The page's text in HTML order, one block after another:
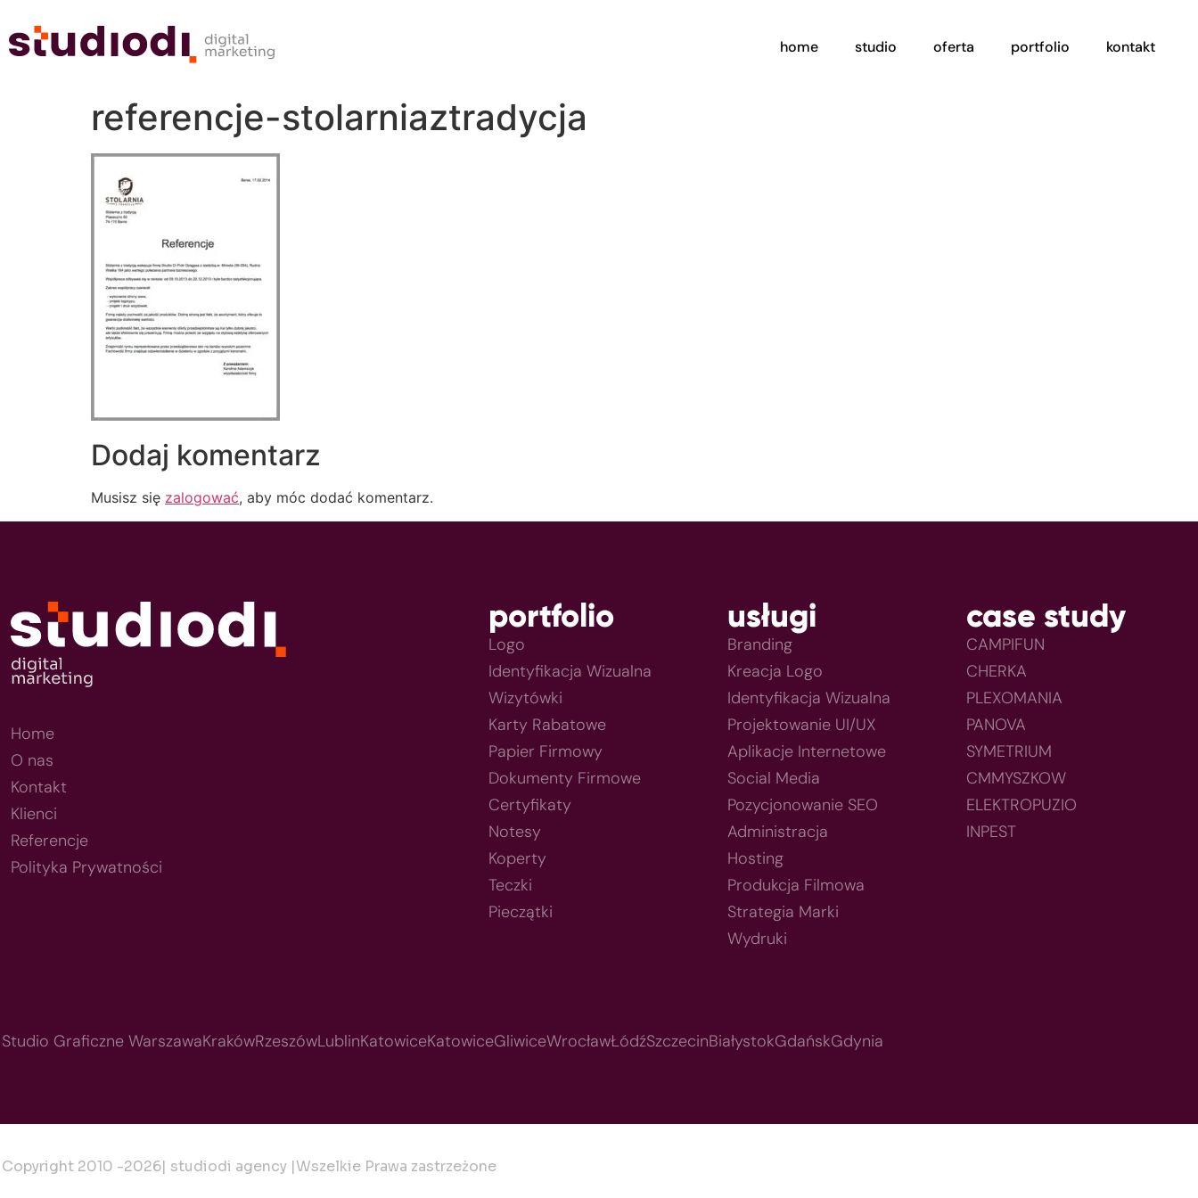
home studio oferta portfolio kontakt
referencje-stolarniaztradycja
Dodaj komentarz
Musisz się zalogować, aby móc dodać komentarz.
Home
O nas
Kontakt
Klienci
Referencje
Polityka Prywatności
portfolio
Logo
Identyfikacja Wizualna
Wizytówki
Karty Rabatowe
Papier Firmowy
Dokumenty Firmowe
Certyfikaty
Notesy
Koperty
Teczki
Pieczątki
usługi
Branding
Kreacja Logo
Identyfikacja Wizualna
Projektowanie UI/UX
Aplikacje Internetowe
Social Media
Pozycjonowanie SEO
Administracja
Hosting
Produkcja Filmowa
Strategia Marki
Wydruki
case study
CAMPIFUN
CHERKA
PLEXOMANIA
PANOVA
SYMETRIUM
CMMYSZKOW
ELEKTROPUZIO
INPEST
Studio Graficzne WarszawaKrakówRzeszówLublinKatowiceKatowiceGliwiceWrocławŁódźSzczecinBiałystokGdańskGdynia
Copyright 2010 -2026| studiodi agency |Wszelkie Prawa zastrzeżone